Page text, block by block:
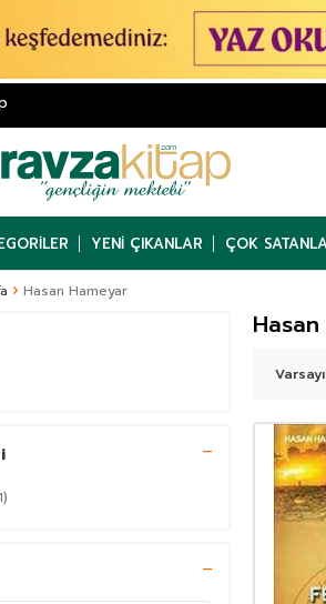
YENI ÇIKANLAR ÇOK
Hasan Hameyar